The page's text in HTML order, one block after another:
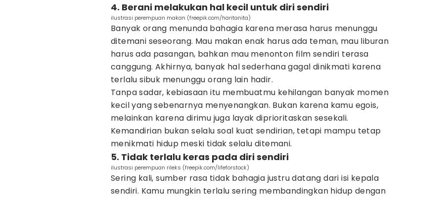
4. Berani melakukan hal kecil untuk diri sendiri
ilustrasi perempuan makan (freepik.com/haritanita)
Banyak orang menunda bahagia karena merasa harus menunggu
ditemani seseorang. Mau makan enak harus ada teman, mau liburan
harus ada pasangan, bahkan mau menonton film sendiri terasa
canggung. Akhirnya, banyak hal sederhana gagal dinikmati karena
terlalu sibuk menunggu orang lain hadir.
Tanpa sadar, kebiasaan itu membuatmu kehilangan banyak momen
kecil yang sebenarnya menyenangkan. Bukan karena kamu egois,
melainkan karena dirimu juga layak diprioritaskan sesekali.
Kemandirian bukan selalu soal kuat sendirian, tetapi mampu tetap
menikmati hidup meski tidak selalu ditemani.
5. Tidak terlalu keras pada diri sendiri
ilustrasi perempuan rileks (freepik.com/lifeforstock)
Sering kali, sumber rasa tidak bahagia justru datang dari isi kepala
sendiri. Kamu mungkin terlalu sering membandingkan hidup dengan